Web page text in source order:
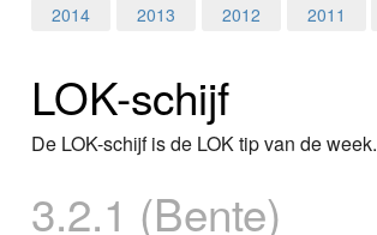
Programma's
Nieuws
Foto's
Video
2014
2013 2012 2011
LOK-schijf
De LOK-schijf is de LOK tip van de week.
3.2.1 (Bente)